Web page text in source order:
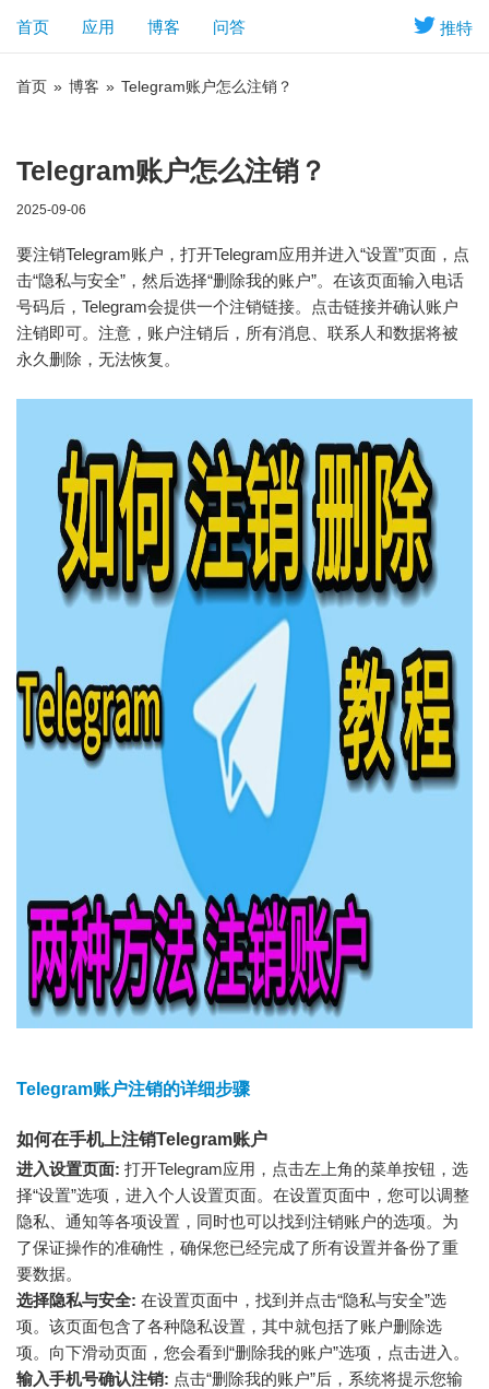
推特
首页 应用 博客 问答
首页 » 博客 » Telegram账户怎么注销？
Telegram账户怎么注销？
2025-09-06
要注销Telegram账户，打开Telegram应用并进入“设置”页面，点
击“隐私与安全”，然后选择“删除我的账户”。在该页面输入电话
号码后，Telegram会提供一个注销链接。点击链接并确认账户
注销即可。注意，账户注销后，所有消息、联系人和数据将被
永久删除，无法恢复。
Telegram账户注销的详细步骤
如何在手机上注销Telegram账户
进入设置页面: 打开Telegram应用，点击左上角的菜单按钮，选
择“设置”选项，进入个人设置页面。在设置页面中，您可以调整
隐私、通知等各项设置，同时也可以找到注销账户的选项。为
了保证操作的准确性，确保您已经完成了所有设置并备份了重
要数据。
选择隐私与安全: 在设置页面中，找到并点击“隐私与安全”选
项。该页面包含了各种隐私设置，其中就包括了账户删除选
项。向下滑动页面，您会看到“删除我的账户”选项，点击进入。
输入手机号确认注销: 点击“删除我的账户”后，系统将提示您输